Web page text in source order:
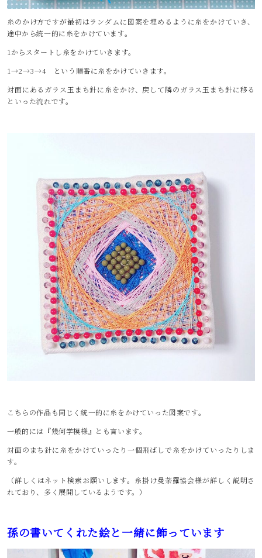
糸のかけ方ですが最初はランダムに図案を埋めるように糸をかけていき、
途中から統一的に糸をかけています。
1からスタートし糸をかけていきます。
1→2→3→4 という順番に糸をかけていきます。
対面にあるガラス玉まち針に糸をかけ、戻して隣のガラス玉まち針に移る
といった流れです。
こちらの作品も同じく統一的に糸をかけていった図案です。
一般的には『幾何学模様』とも言います。
対面のまち針に糸をかけていったり一個飛ばしで糸をかけていったりしま
す。
（詳しくはネット検索お願いします。糸掛け曼荼羅協会様が詳しく説明さ
れており、多く展開しているようです。）
孫の書いてくれた絵と一緒に飾っています